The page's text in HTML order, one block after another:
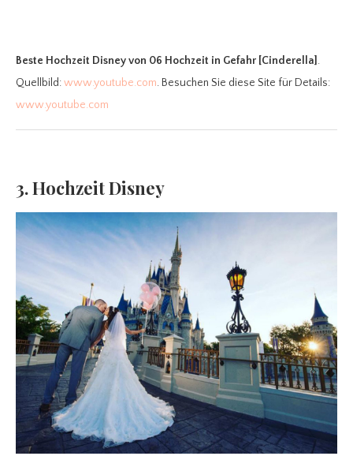
Beste Hochzeit Disneyvon 06 Hochzeit in Gefahr [Cinderella] .
Quellbild:www.youtube.com. Besuchen Sie diese Site für Details:
www.youtube.com
3. Hochzeit Disney